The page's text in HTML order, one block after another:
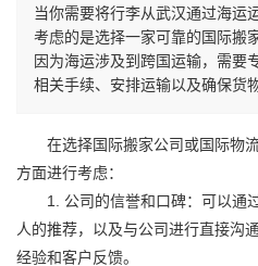
当你需要将行李从武汉通过海运
考虑的是选择一家可靠的国际搬
因为海运涉及到跨国运输，需要
相关手续、安排运输以及确保货
在选择国际搬家公司或国际物
方面进行考虑：
1. 公司的信誉和口碑：可以通
人的推荐，以及与公司进行直接沟
经验和客户反馈。